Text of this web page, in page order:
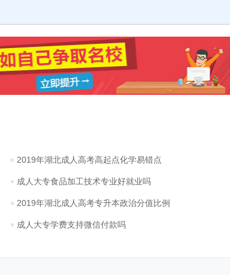
2019年湖北成人高考高起点化学易错点
成人大专食品加工技术专业好就业吗
2019年湖北成人高考专升本政治分值比例
成人大专学费支持微信付款吗